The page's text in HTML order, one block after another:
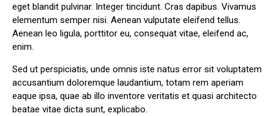
eget blandit pulvinar. Integer tincidunt. Cras dapibus. Vivamus
elementum semper nisi. Aenean vulputate eleifend tellus.
Aenean leo ligula, porttitor eu, consequat vitae, eleifend ac,
enim.
Sed ut perspiciatis, unde omnis iste natus error sit voluptatem
accusantium doloremque laudantium, totam rem aperiam
eaque ipsa, quae ab illo inventore veritatis et quasi architecto
beatae vitae dicta sunt, explicabo.